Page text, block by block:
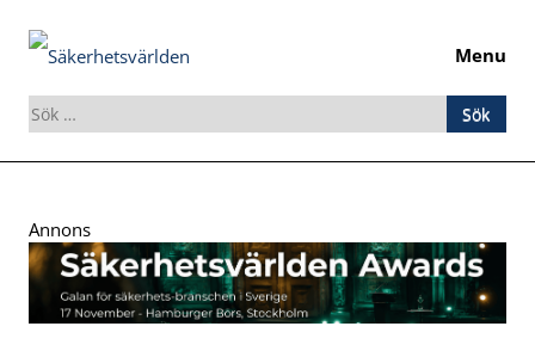
Menu
Sök
efter:
to
content
Annons